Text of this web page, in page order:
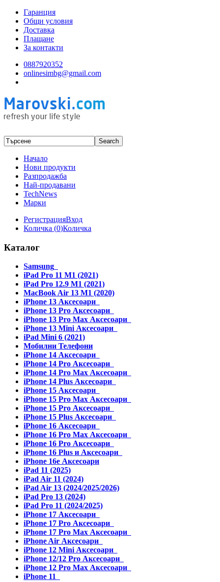
Гаранция
Общи условия
Доставка
Плащане
За контакти
0887920352
onlinesimbg@gmail.com
Начало
Нови продукти
Разпродажба
Най-продавани
TechNews
Марки
РегистрацияВход
Количка (0)Количка
Каталог
Samsung
iPad Pro 11 M1 (2021)
iPad Pro 12.9 M1 (2021)
MacBook Air 13 M1 (2020)
iPhone 13 Аксесоари
iPhone 13 Pro Аксесоари
iPhone 13 Pro Max Аксесоари
iPhone 13 Mini Аксесоари
iPad Mini 6 (2021)
Мобилни Телефони
iPhone 14 Аксесоари
iPhone 14 Pro Аксесоари
iPhone 14 Pro Max Аксесоари
iPhone 14 Plus Аксесоари
iPhone 15 Аксесоари
iPhone 15 Pro Max Аксесоари
iPhone 15 Pro Аксесоари
iPhone 15 Plus Аксесоари
iPhone 16 Аксесоари
iPhone 16 Pro Max Аксесоари
iPhone 16 Pro Аксесоари
iPhone 16 Plus и Аксесоари
iPhone 16e Аксесоари
iPad 11 (2025)
iPad Air 11 (2024)
iPad Air 13 (2024/2025/2026)
iPad Pro 13 (2024)
iPad Pro 11 (2024/2025)
iPhone 17 Аксесоари
iPhone 17 Pro Аксесоари
iPhone 17 Pro Max Аксесоари
iPhone Air Аксесоари
iPhone 12 Mini Аксесоари
iPhone 12/12 Pro Аксесоари
iPhone 12 Pro Max Аксесоари
iPhone 11